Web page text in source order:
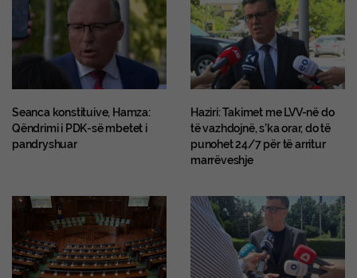
Seanca konstituive, Hamza:
Qëndrimi i PDK-së mbetet i
pandryshuar
Haziri: Takimet me LVV-në do
të vazhdojnë, s’ka orar, do të
punohet 24/7 për të arritur
marrëveshje